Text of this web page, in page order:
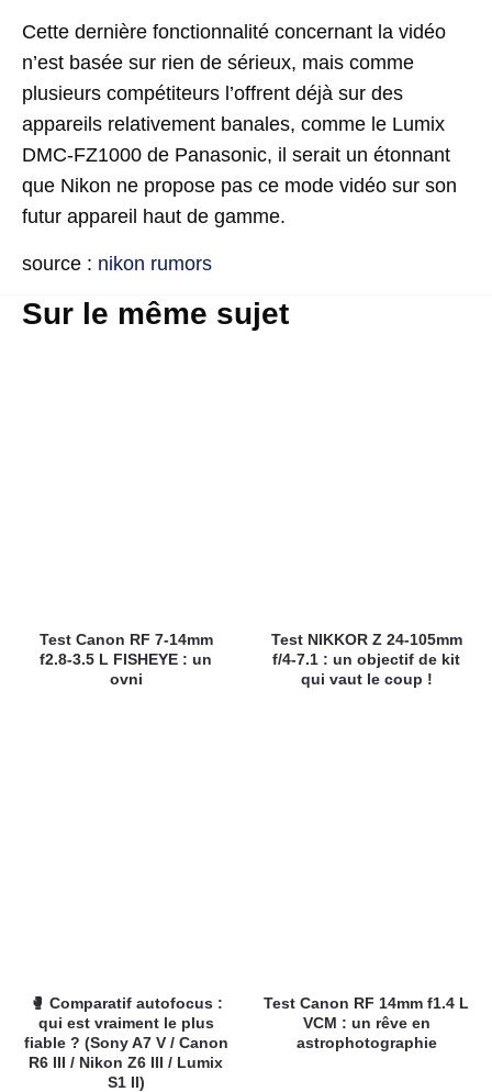
Cette dernière fonctionnalité concernant la vidéo
n’est basée sur rien de sérieux, mais comme
plusieurs compétiteurs l’offrent déjà sur des
appareils relativement banales, comme le Lumix
DMC-FZ1000 de Panasonic, il serait un étonnant
que Nikon ne propose pas ce mode vidéo sur son
futur appareil haut de gamme.
source : nikon rumors
Sur le même sujet
Test Canon RF 7-14mm
f2.8-3.5 L FISHEYE : un
ovni
Test NIKKOR Z 24-105mm
f/4-7.1 : un objectif de kit
qui vaut le coup !
🥊 Comparatif autofocus :
qui est vraiment le plus
fiable ? (Sony A7 V / Canon
R6 III / Nikon Z6 III / Lumix
S1 II)
Test Canon RF 14mm f1.4 L
VCM : un rêve en
astrophotographie